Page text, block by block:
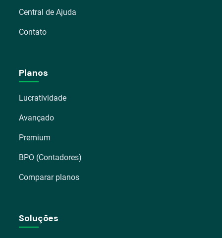
Central de Ajuda
Contato
Planos
Lucratividade
Avançado
Premium
BPO (Contadores)
Comparar planos
Soluções